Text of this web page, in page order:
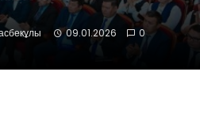
09.01.2026 0